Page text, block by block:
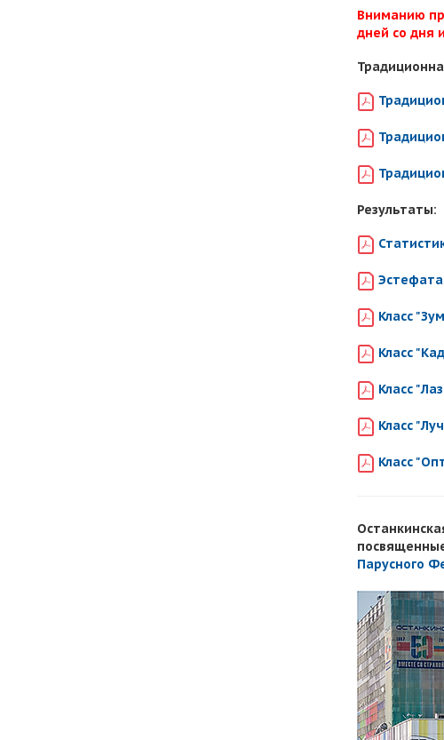
Вниманию
дней со дня
Результаты:
Эстефата
Класс
Класс
Класс
Класс
Класс
Парусного